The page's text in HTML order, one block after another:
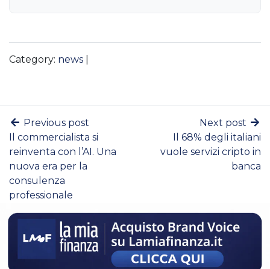
Category: news
Previous post
Il commercialista si
reinventa con l’AI. Una
nuova era per la
consulenza
professionale
Next post
Il 68% degli italiani
vuole servizi cripto in
banca